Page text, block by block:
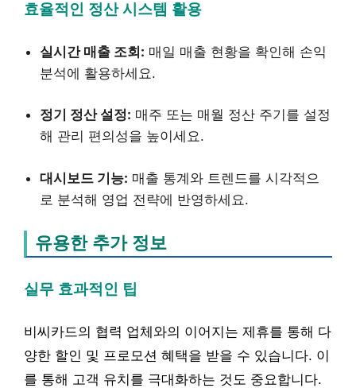
효율적인 정산 시스템 활용
실시간 매출 조회: 매일 매출 현황을 확인해 손익
분석에 활용하세요.
정기 정산 설정: 매주 또는 매월 정산 주기를 설정
해 관리 편의성을 높이세요.
대시보드 기능: 매출 통계와 트렌드를 시각적으
로 분석해 영업 전략에 반영하세요.
유용한 추가 정보
실무 효과적인 팁
비씨카드의 협력 업체와의 이어지는 제휴를 통해 다
양한 할인 및 프로모션 혜택을 받을 수 있습니다. 이
를 통해 고객 유치를 극대화하는 것도 중요합니다.